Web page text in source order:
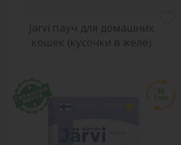
Jarvi пауч для домашних
кошек (кусочки в желе)